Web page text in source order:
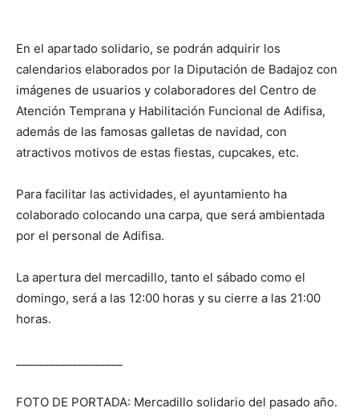
En el apartado solidario, se podrán adquirir los
calendarios elaborados por la Diputación de Badajoz con
imágenes de usuarios y colaboradores del Centro de
Atención Temprana y Habilitación Funcional de Adifisa,
además de las famosas galletas de navidad, con
atractivos motivos de estas fiestas, cupcakes, etc.
Para facilitar las actividades, el ayuntamiento ha
colaborado colocando una carpa, que será ambientada
por el personal de Adifisa.
La apertura del mercadillo, tanto el sábado como el
domingo, será a las 12:00 horas y su cierre a las 21:00
horas.
FOTO DE PORTADA: Mercadillo solidario del pasado año.